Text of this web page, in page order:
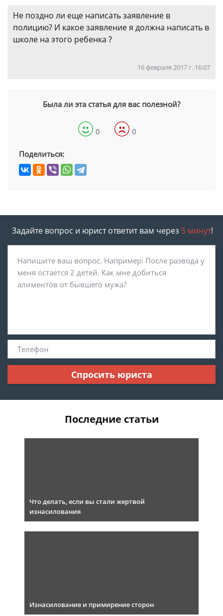
Не поздно ли еще написать заявление в
полицию? И какое заявление я должна написать в
школе на этого ребенка ?
16 февраля 2017 г. 16:07
Была ли эта статья для вас полезной?
0 0
Поделиться:
Задайте вопрос и юрист ответит вам через 5 минут!
Спросить юриста
Последние статьи
Что делать, если вы стали жертвой
изнасилования
Изнасилование и примирение сторон